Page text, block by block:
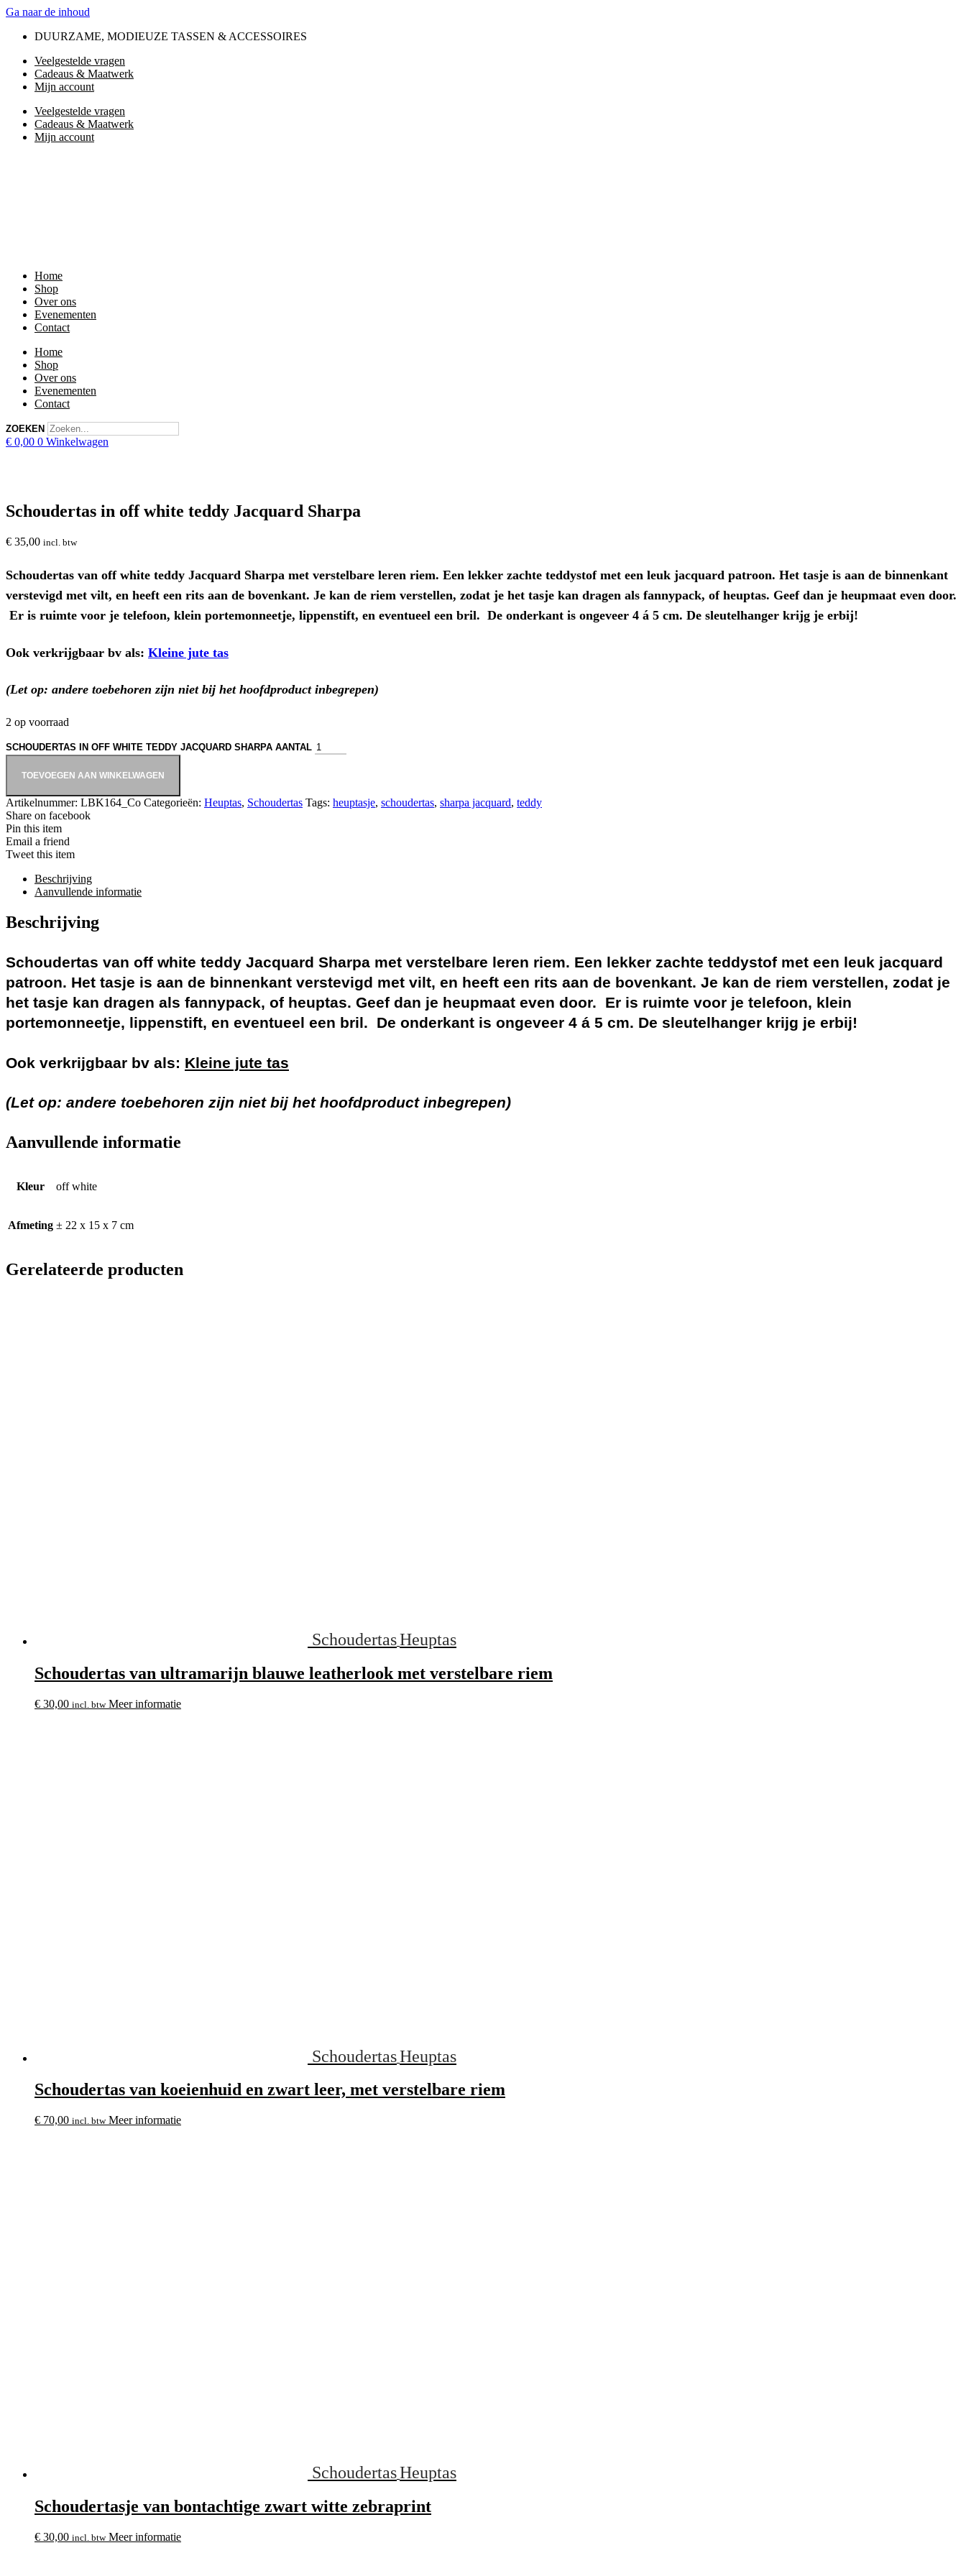
Ga naar de inhoud
DUURZAME, MODIEUZE TASSEN & ACCESSOIRES
Veelgestelde vragen
Cadeaus & Maatwerk
Mijn account
Veelgestelde vragen
Cadeaus & Maatwerk
Mijn account
Home
Shop
Over ons
Evenementen
Contact
Home
Shop
Over ons
Evenementen
Contact
ZOEKEN
€ 0,00 0 Winkelwagen
Schoudertas in off white teddy Jacquard Sharpa
€ 35,00 incl. btw
Schoudertas van off white teddy Jacquard Sharpa met verstelbare leren riem. Een lekker zachte teddystof met een leuk jacquard patroon. Het tasje is aan de binnenkant
verstevigd met vilt, en heeft een rits aan de bovenkant. Je kan de riem verstellen, zodat je het tasje kan dragen als fannypack, of heuptas. Geef dan je heupmaat even door.
Er is ruimte voor je telefoon, klein portemonneetje, lippenstift, en eventueel een bril. De onderkant is ongeveer 4 á 5 cm. De sleutelhanger krijg je erbij!
Ook verkrijgbaar bv als: Kleine jute tas
(Let op: andere toebehoren zijn niet bij het hoofdproduct inbegrepen)
2 op voorraad
SCHOUDERTAS IN OFF WHITE TEDDY JACQUARD SHARPA AANTAL
TOEVOEGEN AAN WINKELWAGEN
Artikelnummer: LBK164_Co Categorieën: Heuptas, Schoudertas Tags: heuptasje, schoudertas, sharpa jacquard, teddy
Share on facebook
Pin this item
Email a friend
Tweet this item
Beschrijving
Aanvullende informatie
Beschrijving
Schoudertas van off white teddy Jacquard Sharpa met verstelbare leren riem. Een lekker zachte teddystof met een leuk jacquard
patroon. Het tasje is aan de binnenkant verstevigd met vilt, en heeft een rits aan de bovenkant. Je kan de riem verstellen, zodat je
het tasje kan dragen als fannypack, of heuptas. Geef dan je heupmaat even door. Er is ruimte voor je telefoon, klein
portemonneetje, lippenstift, en eventueel een bril. De onderkant is ongeveer 4 á 5 cm. De sleutelhanger krijg je erbij!
Ook verkrijgbaar bv als: Kleine jute tas
(Let op: andere toebehoren zijn niet bij het hoofdproduct inbegrepen)
Aanvullende informatie
Kleur off white
Afmeting ± 22 x 15 x 7 cm
Gerelateerde producten
SchoudertasHeuptas
Schoudertas van ultramarijn blauwe leatherlook met verstelbare riem
€ 30,00 incl. btw Meer informatie
SchoudertasHeuptas
Schoudertas van koeienhuid en zwart leer, met verstelbare riem
€ 70,00 incl. btw Meer informatie
SchoudertasHeuptas
Schoudertasje van bontachtige zwart witte zebraprint
€ 30,00 incl. btw Meer informatie